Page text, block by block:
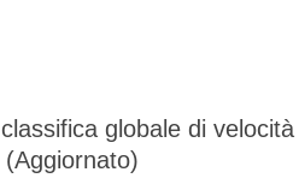
globale di